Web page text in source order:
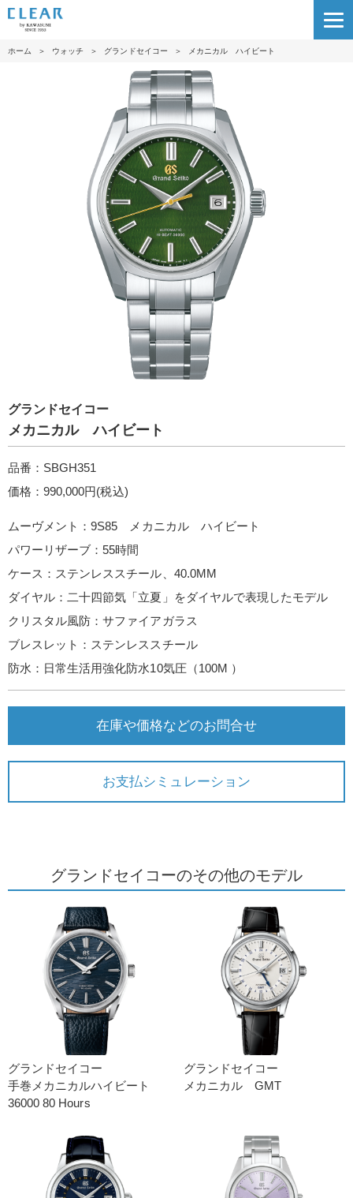
ホーム ＞ ウォッチ ＞ グランドセイコー ＞ メカニカル ハイビート
グランドセイコー
メカニカル ハイビート
品番：SBGH351
価格：990,000円(税込)
ムーヴメント：9S85 メカニカル ハイビート
パワーリザーブ：55時間
ケース：ステンレススチール、40.0MM
ダイヤル：二十四節気「立夏」をダイヤルで表現したモデル
クリスタル風防：サファイアガラス
ブレスレット：ステンレススチール
防水：日常生活用強化防水10気圧（100M ）
在庫や価格などのお問合せ
お支払シミュレーション
グランドセイコーのその他のモデル
グランドセイコー
手巻メカニカルハイビート
36000 80 Hours
グランドセイコー
メカニカル GMT